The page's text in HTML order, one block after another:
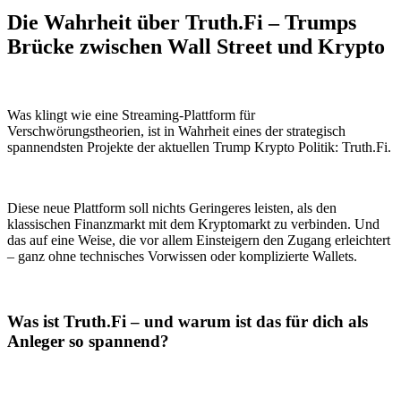
Die Wahrheit über Truth.Fi – Trumps
Brücke zwischen Wall Street und Krypto
Was klingt wie eine Streaming-Plattform für
Verschwörungstheorien, ist in Wahrheit eines der strategisch
spannendsten Projekte der aktuellen Trump Krypto Politik: Truth.Fi.
Diese neue Plattform soll nichts Geringeres leisten, als den
klassischen Finanzmarkt mit dem Kryptomarkt zu verbinden. Und
das auf eine Weise, die vor allem Einsteigern den Zugang erleichtert
– ganz ohne technisches Vorwissen oder komplizierte Wallets.
Was ist Truth.Fi – und warum ist das für dich als
Anleger so spannend?